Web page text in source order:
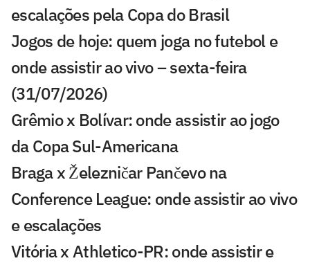
escalações pela Copa do Brasil
Jogos de hoje: quem joga no futebol e
onde assistir ao vivo – sexta-feira
(31/07/2026)
Grêmio x Bolívar: onde assistir ao jogo
da Copa Sul-Americana
Braga x Železničar Pančevo na
Conference League: onde assistir ao vivo
e escalações
Vitória x Athletico-PR: onde assistir e